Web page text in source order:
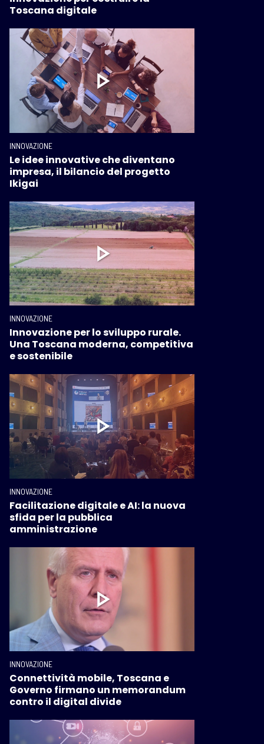
Toscana digitale
INNOVAZIONE
Le idee innovative che diventano
impresa, il bilancio del progetto
Ikigai
INNOVAZIONE
Innovazione per lo sviluppo rurale.
Una Toscana moderna, competitiva
e sostenibile
INNOVAZIONE
Facilitazione digitale e AI: la nuova
sfida per la pubblica
amministrazione
INNOVAZIONE
Connettività mobile, Toscana e
Governo firmano un memorandum
contro il digital divide